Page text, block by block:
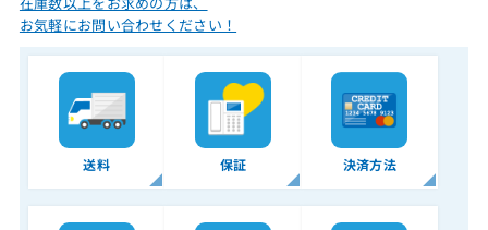
お気軽にお問い合わせください！
送料 保証 決済方法